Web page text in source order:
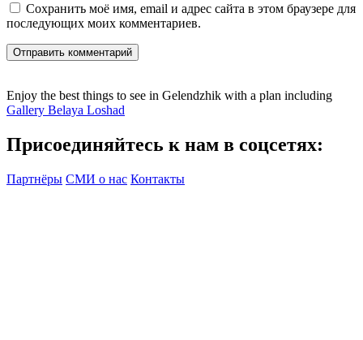
Сохранить моё имя, email и адрес сайта в этом браузере для
последующих моих комментариев.
Отправить комментарий
Enjoy the best things to see in Gelendzhik with a plan including
Gallery Belaya Loshad
Присоединяйтесь к нам в соцсетях:
Партнёры СМИ о нас Контакты